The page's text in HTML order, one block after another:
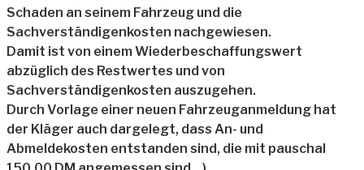
Schaden an seinem Fahrzeug und die
Sachverständigenkosten nachgewiesen.
Damit ist von einem Wiederbeschaffungswert
abzüglich des Restwertes und von
Sachverständigenkosten auszugehen.
Durch Vorlage einer neuen Fahrzeuganmeldung hat
der Kläger auch dargelegt, dass An- und
Abmeldekosten entstanden sind, die mit pauschal